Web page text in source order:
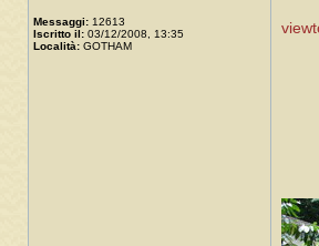
Messaggi: 12613
Iscritto il: 03/12/2008, 13:35
Località: GOTHAM